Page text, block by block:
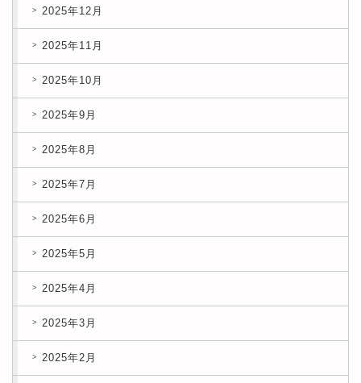
2025年12月
2025年11月
2025年10月
2025年9月
2025年8月
2025年7月
2025年6月
2025年5月
2025年4月
2025年3月
2025年2月